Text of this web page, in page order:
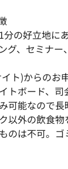
の好立地に
グ、セミナ
ト)からのお
トボード、
可能なので
以外の飲食物
のは不可。